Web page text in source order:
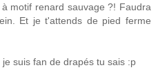
motif renard sauvage ?! Faudra
Et je t'attends de pied ferme
suis fan de drapés tu sais :p